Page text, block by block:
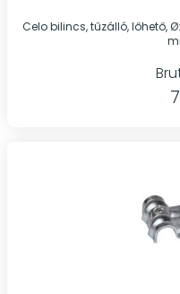
Celo bilincs, tűzálló, lőhető,